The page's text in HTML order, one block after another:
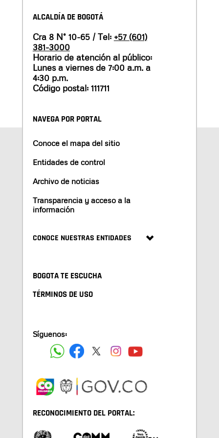
ALCALDÍA DE BOGOTÁ
Cra 8 N° 10-65 / Tel: +57 (601)
381-3000
Horario de atención al público:
Lunes a viernes de 7:00 a.m. a
4:30 p.m.
Código postal: 111711
NAVEGA POR PORTAL
Conoce el mapa del sitio
Entidades de control
Archivo de noticias
Transparencia y acceso a la
información
CONOCE NUESTRAS ENTIDADES
BOGOTA TE ESCUCHA
TÉRMINOS DE USO
Síguenos:
RECONOCIMIENTO DEL PORTAL: